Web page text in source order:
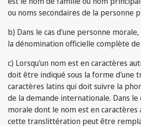
ou noms secondaires de la personne
b) Dans le cas d'une personne
la dénomination officielle complète
c) Lorsqu'un nom est en caractères
doit être indiqué sous la forme d'une
caractères latins qui doit suivre la
de la demande internationale. Dans le
morale dont le nom est en caractères
cette translittération peut être